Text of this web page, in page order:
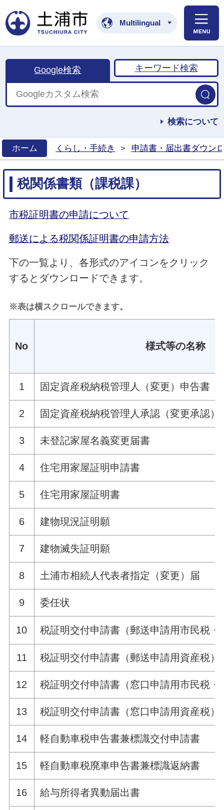
土浦市公式ホームペ
Multilingual
Google検索 キーワード検索
検索について
ホーム
くらし・手続き > 申請書・届出書ダウン
税関係書類（課税課）
市税証明書の申請について
郵送による税関係証明書の申請方法
下の一覧より、各形式のアイコンをクリック
するとダウンロードできます。
※表は横スクロールできます。
No 様式等の名称
1 固定資産税納税管理人（変更）申告書
2 固定資産税納税管理人承認（変更承認）
3 未登記家屋名義変更届書
4 住宅用家屋証明申請書
5 住宅用家屋証明書
6 建物現況証明願
7 建物滅失証明願
8 土浦市相続人代表者指定（変更）届
9 委任状
10 税証明交付申請書（郵送申請用市民税
11 税証明交付申請書（郵送申請用資産税
12 税証明交付申請書（窓口申請用市民税
13 税証明交付申請書（窓口申請用資産税
14 軽自動車税申告書兼標識交付申請書
15 軽自動車税廃車申告書兼標識返納書
16 給与所得者異動届出書